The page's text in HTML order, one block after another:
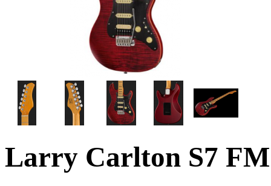
Larry Carlton S7 FM